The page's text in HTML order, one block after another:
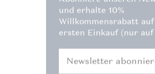
Willkommensrabatt auf
ersten Einkauf (nur auf
Newsletter